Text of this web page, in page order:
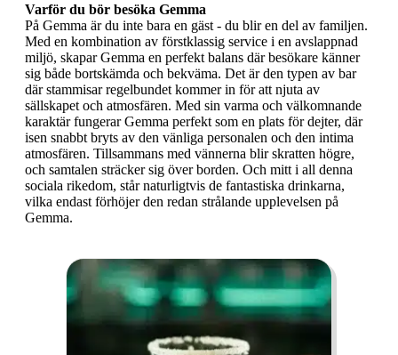
Varför du bör besöka Gemma
På Gemma är du inte bara en gäst - du blir en del av familjen.
Med en kombination av förstklassig service i en avslappnad
miljö, skapar Gemma en perfekt balans där besökare känner
sig både bortskämda och bekväma. Det är den typen av bar
där stammisar regelbundet kommer in för att njuta av
sällskapet och atmosfären. Med sin varma och välkomnande
karaktär fungerar Gemma perfekt som en plats för dejter, där
isen snabbt bryts av den vänliga personalen och den intima
atmosfären. Tillsammans med vännerna blir skratten högre,
och samtalen sträcker sig över borden. Och mitt i all denna
sociala rikedom, står naturligtvis de fantastiska drinkarna,
vilka endast förhöjer den redan strålande upplevelsen på
Gemma.